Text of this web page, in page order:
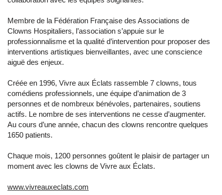
Membre de la Fédération Française des Associations de
Clowns Hospitaliers, l’association s’appuie sur le
professionnalisme et la qualité d’intervention pour proposer des
interventions artistiques bienveillantes, avec une conscience
aiguë des enjeux.
Créée en 1996, Vivre aux Éclats rassemble 7 clowns, tous
comédiens professionnels, une équipe d’animation de 3
personnes et de nombreux bénévoles, partenaires, soutiens
actifs. Le nombre de ses interventions ne cesse d’augmenter.
Au cours d’une année, chacun des clowns rencontre quelques
1650 patients.
Chaque mois, 1200 personnes goûtent le plaisir de partager un
moment avec les clowns de Vivre aux Éclats.
www.vivreauxeclats.com